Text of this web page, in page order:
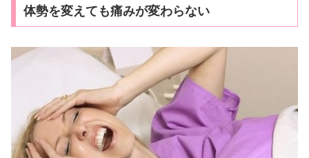
体勢を変えても痛みが変わらない